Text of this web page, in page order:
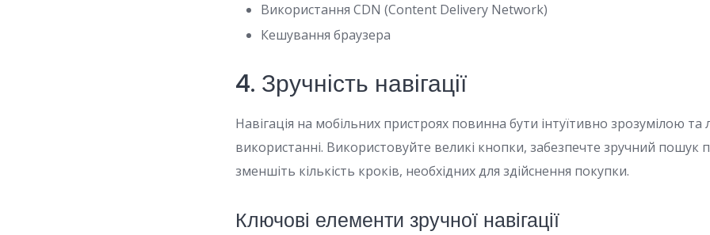
Використання CDN (Content Delivery Network)
Кешування браузера
4. Зручність навігації
Навігація на мобільних пристроях повинна бути інтуїтивно зрозумілою та
використанні. Використовуйте великі кнопки, забезпечте зручний пошук
зменшіть кількість кроків, необхідних для здійснення покупки.
Ключові елементи зручної навігації